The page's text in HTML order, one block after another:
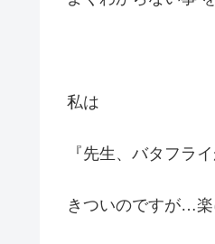
私は
『先生、バタフラ
きついのですが…楽